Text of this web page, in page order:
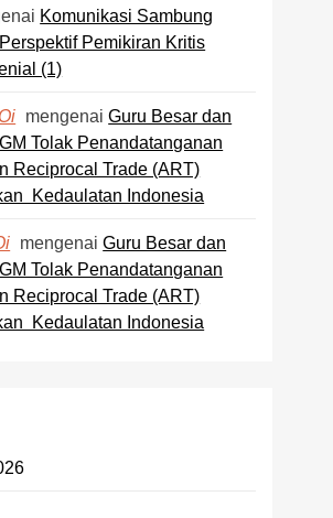
Komunikasi Sambung
Pemikiran Kritis
(1)
mengenaiGuru Besar dan
Tolak Penandatanganan
Reciprocal Trade (ART)
Kedaulatan Indonesia
mengenaiGuru Besar dan
Tolak Penandatanganan
Reciprocal Trade (ART)
Kedaulatan Indonesia